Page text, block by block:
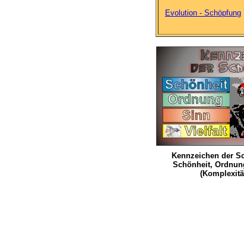
Evolution - Schöpfung
Kennzeichen der
Schönheit,